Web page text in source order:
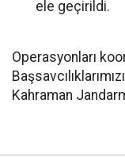
ele geçirildi.
Operasyonları
Kahraman